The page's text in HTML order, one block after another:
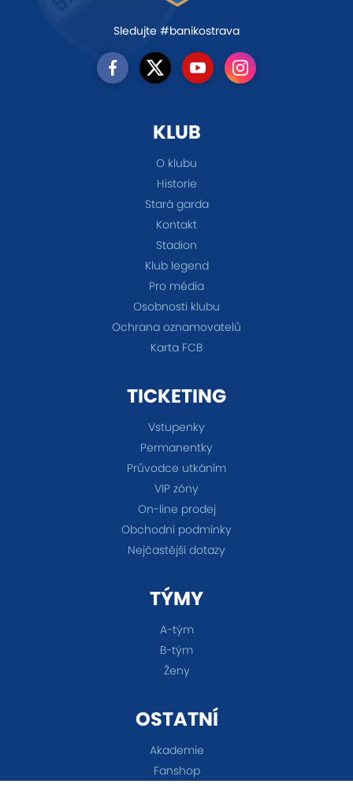
Sledujte #banikostrava
KLUB
O klubu
Historie
Stará garda
Kontakt
Stadion
Klub legend
Pro média
Osobnosti klubu
Ochrana oznamovatelů
Karta FCB
TICKETING
Vstupenky
Permanentky
Průvodce utkáním
VIP zóny
On-line prodej
Obchodní podmínky
Nejčastější dotazy
TÝMY
A-tým
B-tým
Ženy
OSTATNÍ
Akademie
Fanshop